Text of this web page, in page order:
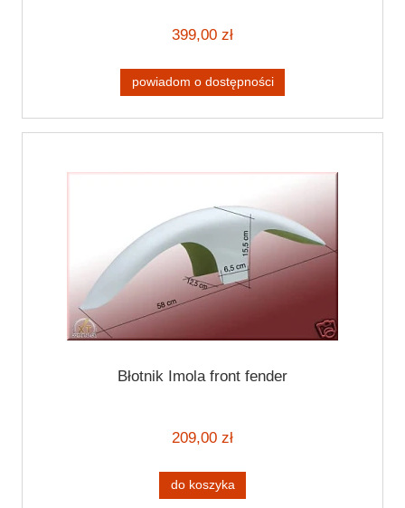
399,00 zł
powiadom o dostępności
Błotnik Imola front fender
209,00 zł
do koszyka